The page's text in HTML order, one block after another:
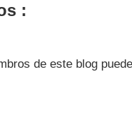
:
de este blog